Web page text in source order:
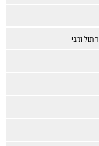
חתול זמני